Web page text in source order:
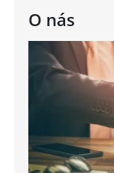
O nás